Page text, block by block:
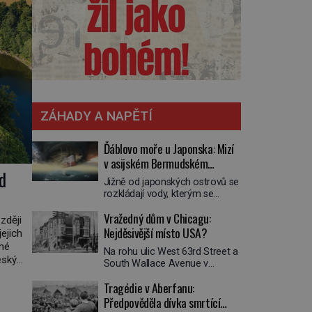
ZÁHADY A NAPĚTÍ
Ďáblovo moře u Japonska: Mizí
v asijském Bermudském
trojúhelníku lodě ve spárech
neznámé síly?
Jižně od japonských ostrovů se
rozkládají vody, kterým se
se o lodích mizejících beze
stopy, podivných světlech,
zrádných proudech i mořských
dracích, kteří měli tyto končiny
střežit už v dávných legendách.
trojúhelník skutečně prokletým
místem, nebo se zde jen
Vražedný dům v Chicagu:
Nejděsivější místo USA?
Na rohu ulic West 63rd Street a
South Wallace Avenue v
Nemá žádný speciální nápis ani
pamětní desku. A přesto prý
Tragédie v Aberfanu:
Předpověděla dívka smrtící